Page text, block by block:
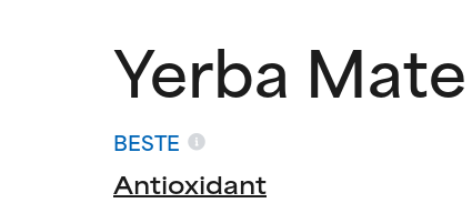
Yerba
BESTE
Antioxidant